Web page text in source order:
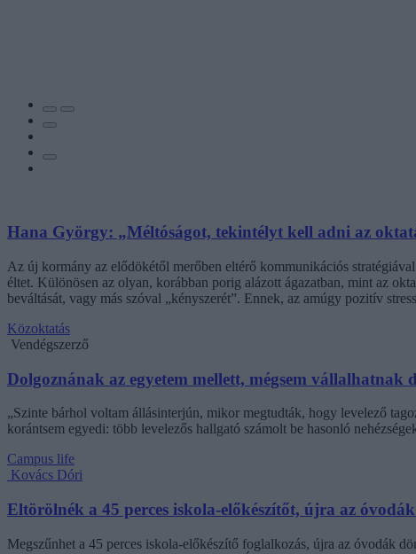
Hana György: „Méltóságot, tekintélyt kell adni az
Az új kormány az elődökétől merőben eltérő kommunikációs
éltet. Különösen az olyan, korábban porig alázott ágazatban, mint az
beváltását, vagy más szóval „kényszerét”. Ennek, az amúgy pozitív
Közoktatás
Vendégszerző
Dolgoznának az egyetem mellett, mégsem
„Szinte bárhol voltam állásinterjún, mikor megtudták, hogy levelező
korántsem egyedi: több levelezős hallgató számolt be hasonló
Campus life
Kovács Dóri
Eltörölnék a 45 perces iskola-előkészítőt, újra az
Megszűnhet a 45 perces iskola-előkészítő foglalkozás, újra az óvodák